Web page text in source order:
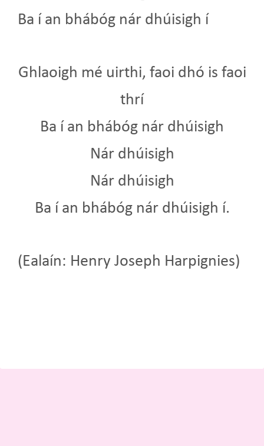
Ba í an bhábóg nár dhúisigh í
Ghlaoigh mé uirthi, faoi dhó is faoi
thrí
Ba í an bhábóg nár dhúisigh
Nár dhúisigh
Nár dhúisigh
Ba í an bhábóg nár dhúisigh í.
(Ealaín: Henry Joseph Harpignies)